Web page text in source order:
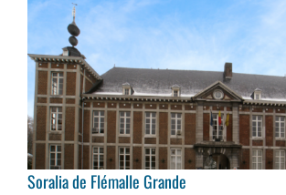
Soralia de Flémalle Grande
Soralia de Flémalle Grande